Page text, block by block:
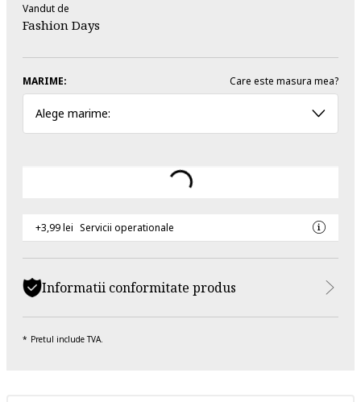
Vandut de
Fashion Days
MARIME: Care este masura mea?
Alege marime:
+3,99 lei Servicii operationale
Informatii conformitate produs
Pretul include TVA.